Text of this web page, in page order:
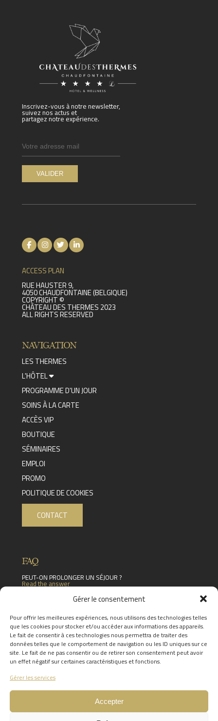
Gérer le consentement
Pour offrir les meilleures expériences, nous utilisons des technologies telles
que les cookies pour stocker et/ou accéder aux informations des appareils.
Le fait de consentir à ces technologies nous permettra de traiter des
données telles que le comportement de navigation ou les ID uniques sur ce
site. Le fait de ne pas consentir ou de retirer son consentement peut avoir
un effet négatif sur certaines caractéristiques et fonctions.
Gérer les services
Accepter
Inscrivez-vous à notre newsletter,
suivez nos actus et
partagez notre expérience.
ACCESS PLAN
RUE HAUSTER 9,
4050 CHAUDFONTAINE (BELGIQUE)
COPYRIGHT ©
CHÂTEAU DES THERMES 2023
ALL RIGHTS RESERVED
NAVIGATION
LES THERMES
L'HÔTEL
PROGRAMME D'UN JOUR
SOINS À LA CARTE
ACCÈS VIP
BOUTIQUE
SÉMINAIRES
EMPLOI
PROMO
POLITIQUE DE COOKIES
CONTACT
FAQ
PEUT-ON PROLONGER UN SÉJOUR ?
Read the answer
LES SÉJOURS SONT-ILS MODIFIABLES (PEUT-
ON MODIFIER DES ÉLÉMENTS DU
Read the answer
PUIS-JE VENIR AVEC MES ENFANTS ?
Read the answer
FIND THE ANSWERS TO YOUR
QUESTIONS BY CLICKINGHERE